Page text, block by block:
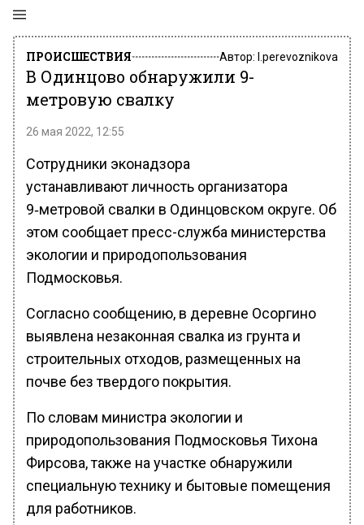
ПРОИСШЕСТВИЯ Автор: l.perevoznikova
В Одинцово обнаружили 9-
метровую свалку
26 мая 2022, 12:55
Сотрудники эконадзора
устанавливают личность организатора
9‑метровой свалки в Одинцовском округе. Об
этом сообщает пресс-служба министерства
экологии и природопользования
Подмосковья.
Согласно сообщению, в деревне Осоргино
выявлена незаконная свалка из грунта и
строительных отходов, размещенных на
почве без твердого покрытия.
По словам министра экологии и
природопользования Подмосковья Тихона
Фирсова, также на участке обнаружили
специальную технику и бытовые помещения
для работников.